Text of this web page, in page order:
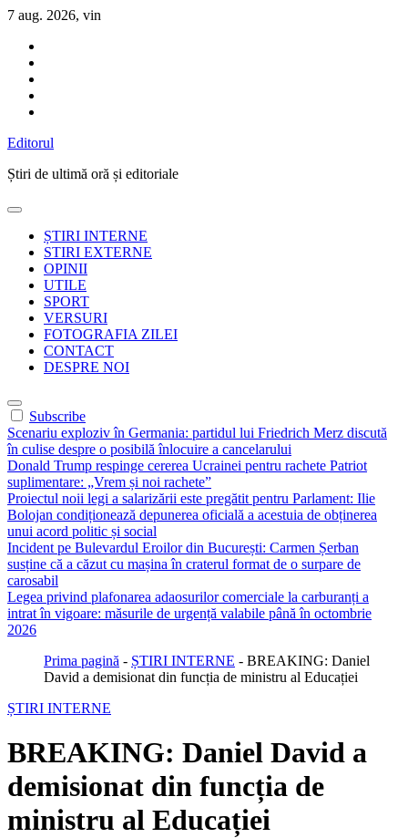
Sari
conținut
7 aug. 2026, vin
Editorul
Știri de ultimă oră și editoriale
ȘTIRI INTERNE
STIRI EXTERNE
OPINII
UTILE
SPORT
VERSURI
FOTOGRAFIA ZILEI
CONTACT
DESPRE NOI
Subscribe
Scenariu exploziv în Germania: partidul lui Friedrich Merz discută
în culise despre o posibilă înlocuire a cancelarului
Donald Trump respinge cererea Ucrainei pentru rachete Patriot
suplimentare: „Vrem și noi rachete”
Proiectul noii legi a salarizării este pregătit pentru Parlament: Ilie
Bolojan condiționează depunerea oficială a acestuia de obținerea
unui acord politic și social
Incident pe Bulevardul Eroilor din București: Carmen Șerban
susține că a căzut cu mașina în craterul format de o surpare de
carosabil
Legea privind plafonarea adaosurilor comerciale la carburanți a
intrat în vigoare: măsurile de urgență valabile până în octombrie
2026
Prima pagină - ȘTIRI INTERNE - BREAKING: Daniel
David a demisionat din funcția de ministru al Educației
ȘTIRI INTERNE
BREAKING: Daniel David a
demisionat din funcția de
ministru al Educației